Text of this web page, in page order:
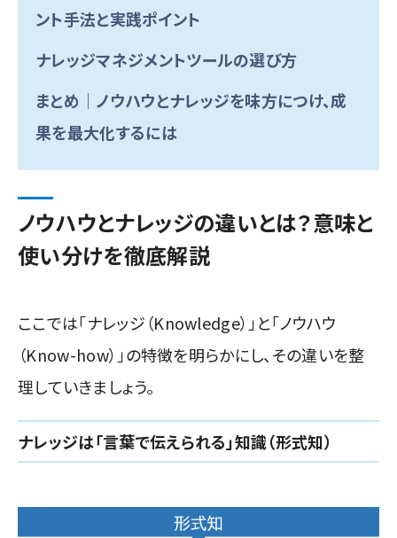
ント手法と実践ポイント
ナレッジマネジメントツールの選び方
まとめ｜ノウハウとナレッジを味方につけ、成
果を最大化するには
ノウハウとナレッジの違いとは？意味と
使い分けを徹底解説
ここでは「ナレッジ（Knowledge）」と「ノウハウ
（Know-how）」の特徴を明らかにし、その違いを整
理していきましょう。
ナレッジは「言葉で伝えられる」知識（形式知）